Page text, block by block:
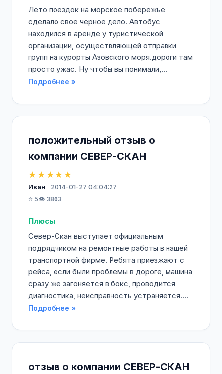
Лето поездок на морское побережье
сделало свое черное дело. Автобус
находился в аренде у туристической
организации, осуществляющей отправки
групп на курорты Азовского моря.дороги там
просто ужас. Ну чтобы вы понимали,...
Подробнее »
положительный отзыв о
компании СЕВЕР-СКАН
★★★★★
Иван
2014-01-27 04:04:27
⭐ 5👁️ 3863
Плюсы
Север-Скан выступает официальным
подрядчиком на ремонтные работы в нашей
транспортной фирме. Ребята приезжают с
рейса, если были проблемы в дороге, машина
сразу же загоняется в бокс, проводится
диагностика, неисправность устраняется....
Подробнее »
отзыв о компании СЕВЕР-СКАН